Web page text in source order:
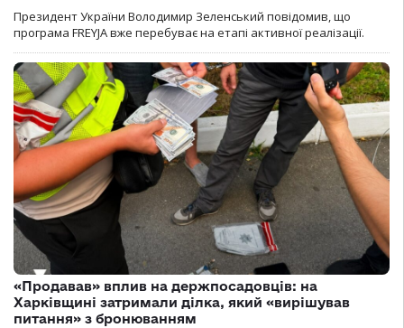
Президент України Володимир Зеленський повідомив, що
програма FREYJA вже перебуває на етапі активної реалізації.
«Продавав» вплив на держпосадовців: на
Харківщині затримали ділка, який «вирішував
питання» з бронюванням